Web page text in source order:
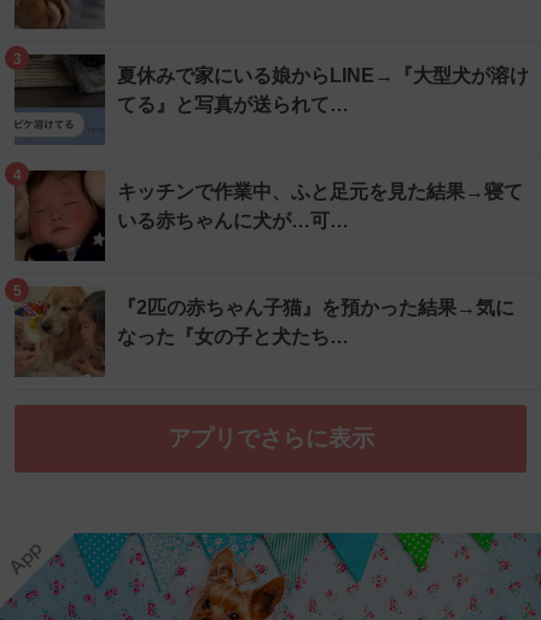
3
夏休みで家にいる娘からLINE→『大型犬が溶け
てる』と写真が送られて…
4
キッチンで作業中、ふと足元を見た結果→寝て
いる赤ちゃんに犬が…可…
5
『2匹の赤ちゃん子猫』を預かった結果→気に
なった『女の子と犬たち…
アプリでさらに表示